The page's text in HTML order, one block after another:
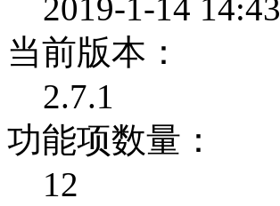
2019-1-14 14:43
当前版本：
2.7.1
功能项数量：
12